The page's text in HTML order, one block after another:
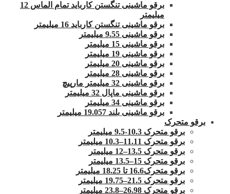
برقو ماشینی تنگستن کارباید تمام الماس 12
میلیمتر
برقو ماشینی تنگستن کارباید 16 میلیمتر
برقو ماشینی 9.55 میلیمتر
برقو ماشینی 15 میلیمتر
برقو ماشینی 19 میلیمتر
برقو ماشینی 20 میلیمتر
برقو ماشینی 28 میلیمتر
برقو ماشینی 32 میلیمتر مارپیچ
برقو ماشینی ماپال 32 میلیمتر
برقو ماشینی 34 میلیمتر
برقو ماشینی بلند 19.057 میلیمتر
برقو متحرک
برقو متحرک 10.3-9.5 میلیمتر
برقو متحرک 11.11–10.3 میلیمتر
برقو متحرک 13.5–12 میلیمتر
برقو متحرک 15–13.5 میلیمتر
برقو متحرک16.6 تا 18.25 میلیمتر
برقو متحرک 21.5–19.75 میلیمتر
برقو متحرک 26.98–23.8 میلیمتر